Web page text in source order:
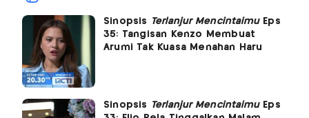
Sinopsis Terlanjur MencintaimuEps
35: Tangisan Kenzo Membuat
Arumi Tak Kuasa Menahan Haru
Sinopsis Terlanjur MencintaimuEps